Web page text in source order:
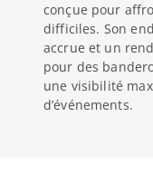
conçue pour
difficiles. Son
accrue et un
pour des
une visibilité
d’événements.